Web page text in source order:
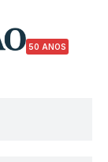
50 ANOS